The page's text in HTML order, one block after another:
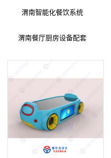
渭南智能化餐饮系统
渭南餐厅厨房设备配套